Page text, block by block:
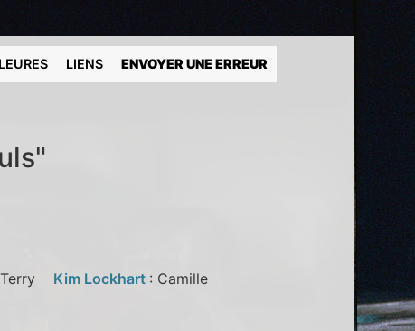
LIENS ENVOYER UNE ERREUR
Kim Lockhart : Camille